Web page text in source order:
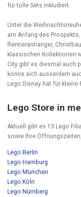
für tolle Sets inkludiert.
Unter die
am Anfang des
Rentieranhänger,
klassischen Kollektionen
City gibt es diesmal auch
könne sich ausserdem
Lego Disney hat für
Lego Store in
Aktuell gibt es 13 Lego
sowie Ihre
Lego Berlin
Lego Hamburg
Lego München
Lego Köln
Lego Nürnberg